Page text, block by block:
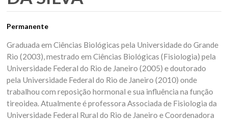
Permanente
Graduada em Ciências Biológicas pela Universidade do Grande
Rio (2003), mestrado em Ciências Biológicas (Fisiologia) pela
Universidade Federal do Rio de Janeiro (2005) e doutorado
pela Universidade Federal do Rio de Janeiro (2010) onde
trabalhou com reposição hormonal e sua influência na função
tireoidea. Atualmente é professora Associada de Fisiologia da
Universidade Federal Rural do Rio de Janeiro e Coordenadora